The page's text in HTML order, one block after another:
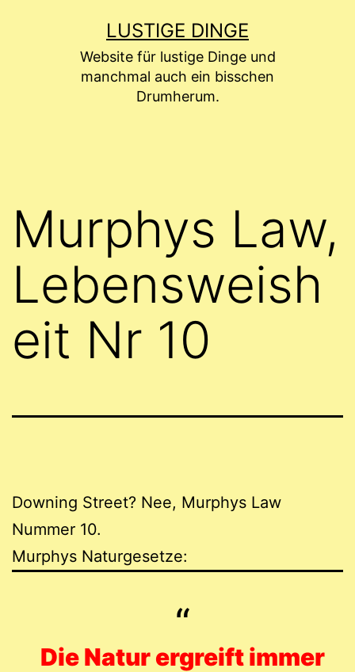
LUSTIGE DINGE
Website für lustige Dinge und
manchmal auch ein bisschen
Drumherum.
Murphys Law,
Lebensweish
eit Nr 10
Downing Street? Nee, Murphys Law
Nummer 10.
Murphys Naturgesetze:
Die Natur ergreift immer